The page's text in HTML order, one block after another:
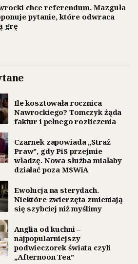
chce referendum. Mazguła
pytanie, które odwraca
grę
Ile kosztowała rocznica
Nawrockiego? Tomczyk żąda
faktur i pełnego rozliczenia
Czarnek zapowiada „Straż
Praw”, gdy PiS przejmie
władzę. Nowa służba miałaby
działać poza MSWiA
Ewolucja na sterydach.
Niektóre zwierzęta zmieniają
się szybciej niż myślimy
Anglia od kuchni –
najpopularniejszy
podwieczorek świata czyli
„Afternoon Tea”